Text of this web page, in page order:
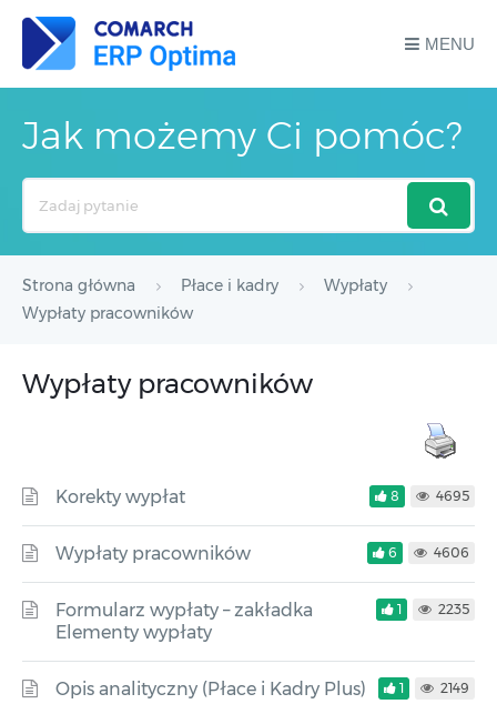
MENU
Jak możemy Ci pomóc?
Strona główna Płace i kadry
Wypłaty
Wypłaty pracowników
Wypłaty pracowników
Korekty wypłat 8 4695
Wypłaty pracowników 6 4606
Formularz wypłaty – zakładka
Elementy wypłaty
1 2235
Opis analityczny (Płace i Kadry Plus) 1 2149